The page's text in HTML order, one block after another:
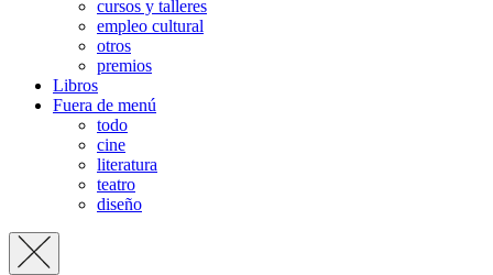
cursos y talleres
empleo cultural
otros
premios
Libros
Fuera de menú
todo
cine
literatura
teatro
diseño